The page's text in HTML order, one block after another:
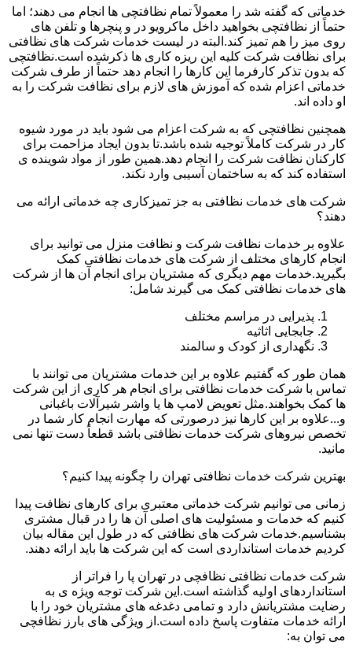
خدماتی که گفته شد را معمولاً تمام نظافتچی ها انجام می دهند؛ اما
حتماً از نظافتچی بخواهید داخل ماکرویو در و پنچرها و تلفن های
روی میز را هم تمیز کند.البته در لیست خدمات شرکت های نظافتی
برای نظافت شرکت کلیه این ریزه کاری ها ذکرشده است.نظافتچی
که بدون تذکر کارفرما این کارها را انجام دهد حتماً از طرف شرکت
خدماتی اعزام شده که آموزش های لازم برای نظافت شرکت را به
او داده اند.
همچنین نظافتچی که به شرکت اعزام می شود باید در مورد شیوه
کار در شرکت کاملاً توجیه شده باشد.تا بدون ایجاد مزاحمت برای
کارکنان نظافت شرکت را انجام دهد.همین طور از مواد شوینده ی
استفاده کند که به ساختمان آسیبی وارد نکند.
شرکت های خدمات نظافتی به جز تمیزکاری چه خدماتی ارائه می
دهند؟
علاوه بر خدمات نظافت شرکت و نظافت منزل می توانید برای
انجام کارهای مختلف از شرکت های خدمات نظافتی کمک
بگیرید.خدمات مهم دیگری که مشتریان برای انجام آن ها از شرکت
های خدمات نظافتی کمک می گیرند شامل:
پذیرایی در مراسم مختلف
جابجایی اثاثیه
نگهداری از کودک و سالمند
همان طور که گفتیم علاوه بر این خدمات مشتریان می توانند با
تماس با شرکت خدمات نظافتی برای انجام هر کاری از این شرکت
ها کمک بخواهند.مثل تعویض لامپ ها یا واشر شیرآلات باغبانی
و...علاوه بر این کارها نیز درصورتی که مهارت انجام کار شما در
تخصص نیروهای شرکت خدمات نظافتی باشد قطعاً دست تنها نمی
مانید.
بهترین شرکت خدمات نظافتی تهران را چگونه پیدا کنیم؟
زمانی می توانیم شرکت خدماتی معتبری برای کارهای نظافت پیدا
کنیم که خدمات و مسئولیت های اصلی آن ها را در قبال مشتری
بشناسیم.خدمات شرکت های نظافتی که در طول این مقاله بیان
کردیم خدمات استانداردی است که این شرکت ها باید ارائه دهند.
شرکت خدمات نظافتی نظافچی در تهران پا را فراتر از
استانداردهای اولیه گذاشته است.این شرکت توجه ویژه ی به
رضایت مشتریانش دارد و تمامی دغدغه های مشتریان خود را با
ارائه خدمات متفاوت پاسخ داده است.از ویژگی های بارز نظافچی
می توان به: